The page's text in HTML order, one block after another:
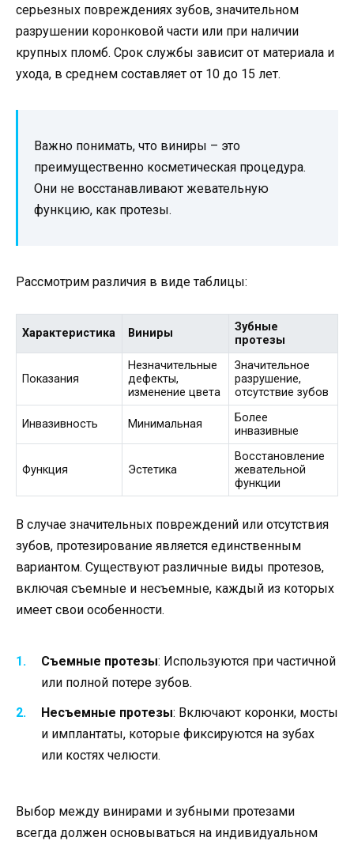
серьезных повреждениях зубов, значительном
разрушении коронковой части или при наличии
крупных пломб. Срок службы зависит от материала и
ухода, в среднем составляет от 10 до 15 лет.
Важно понимать, что виниры – это
преимущественно косметическая процедура.
Они не восстанавливают жевательную
функцию, как протезы.
Рассмотрим различия в виде таблицы:
Характеристика Виниры
Зубные
протезы
Показания
Незначительные
дефекты,
изменение цвета
Значительное
разрушение,
отсутствие зубов
Инвазивность Минимальная
Более
инвазивные
Функция Эстетика
Восстановление
жевательной
функции
В случае значительных повреждений или отсутствия
зубов, протезирование является единственным
вариантом. Существуют различные виды протезов,
включая съемные и несъемные, каждый из которых
имеет свои особенности.
Съемные протезы: Используются при частичной
или полной потере зубов.
Несъемные протезы: Включают коронки, мосты
и имплантаты, которые фиксируются на зубах
или костях челюсти.
Выбор между винирами и зубными протезами
всегда должен основываться на индивидуальном